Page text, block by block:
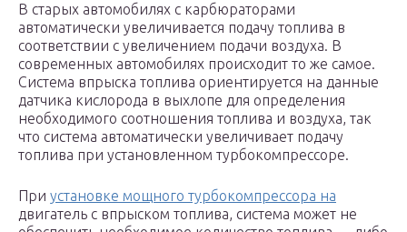
В старых автомобилях с карбюраторами
автоматически увеличивается подачу топлива в
соответствии с увеличением подачи воздуха. В
современных автомобилях происходит то же самое.
Система впрыска топлива ориентируется на данные
датчика кислорода в выхлопе для определения
необходимого соотношения топлива и воздуха, так
что система автоматически увеличивает подачу
топлива при установленном турбокомпрессоре.
При установке мощного турбокомпрессора на
двигатель с впрыском топлива, система может не